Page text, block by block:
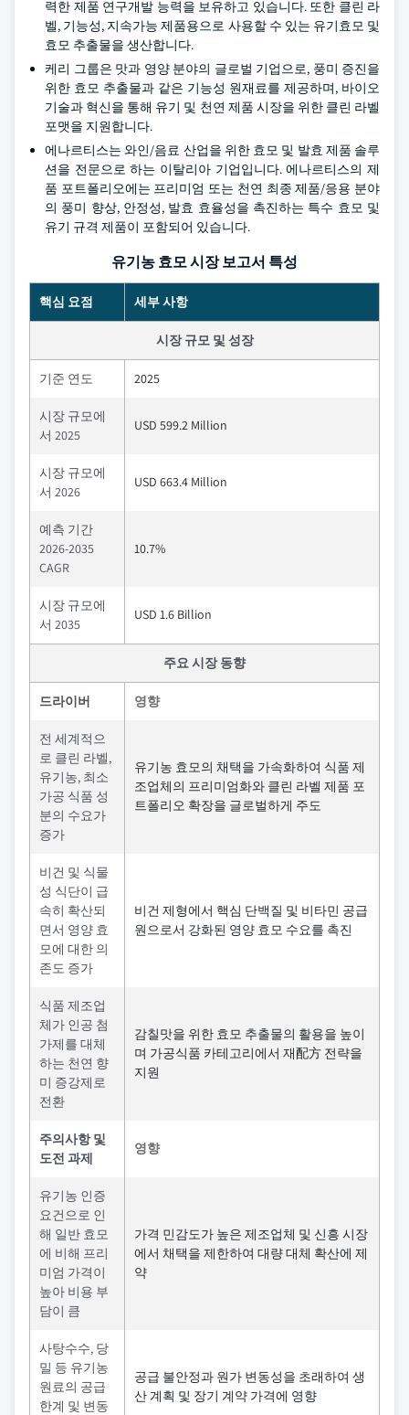
력한 제품 연구개발 능력을 보유하고 있습니다. 또한 클린 라
벨, 기능성, 지속가능 제품용으로 사용할 수 있는 유기효모 및
효모 추출물을 생산합니다.
케리 그룹은 맛과 영양 분야의 글로벌 기업으로, 풍미 증진을
위한 효모 추출물과 같은 기능성 원재료를 제공하며, 바이오
기술과 혁신을 통해 유기 및 천연 제품 시장을 위한 클린 라벨
포맷을 지원합니다.
에나르티스는 와인/음료 산업을 위한 효모 및 발효 제품 솔루
션을 전문으로 하는 이탈리아 기업입니다. 에나르티스의 제
품 포트폴리오에는 프리미엄 또는 천연 최종 제품/응용 분야
의 풍미 향상, 안정성, 발효 효율성을 촉진하는 특수 효모 및
유기 규격 제품이 포함되어 있습니다.
유기농 효모 시장 보고서 특성
핵심 요점 세부 사항
시장 규모 및 성장
기준 연도 2025
시장 규모에
서 2025
USD 599.2 Million
시장 규모에
서 2026
USD 663.4 Million
예측 기간
2026-2035
CAGR
10.7%
시장 규모에
서 2035
USD 1.6 Billion
주요 시장 동향
드라이버 영향
전 세계적으
로 클린 라벨,
유기농, 최소
가공 식품 성
분의 수요가
증가
유기농 효모의 채택을 가속화하여 식품 제
조업체의 프리미엄화와 클린 라벨 제품 포
트폴리오 확장을 글로벌하게 주도
비건 및 식물
성 식단이 급
속히 확산되
면서 영양 효
모에 대한 의
존도 증가
비건 제형에서 핵심 단백질 및 비타민 공급
원으로서 강화된 영양 효모 수요를 촉진
식품 제조업
체가 인공 첨
가제를 대체
하는 천연 향
미 증강제로
전환
감칠맛을 위한 효모 추출물의 활용을 높이
며 가공식품 카테고리에서 재配方 전략을
지원
주의사항 및
도전 과제
영향
유기농 인증
요건으로 인
해 일반 효모
에 비해 프리
미엄 가격이
높아 비용 부
담이 큼
가격 민감도가 높은 제조업체 및 신흥 시장
에서 채택을 제한하여 대량 대체 확산에 제
약
사탕수수, 당
밀 등 유기농
원료의 공급
한계 및 변동
공급 불안정과 원가 변동성을 초래하여 생
산 계획 및 장기 계약 가격에 영향